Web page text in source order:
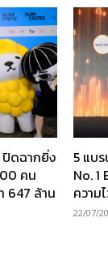
ดฉากยิ่ง
คน
647 ล้าน
5 แบ
No.
ความ
22/07/